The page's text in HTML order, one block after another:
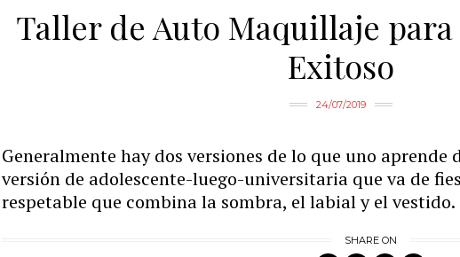
Taller de Auto Maquillaje
Exitoso
24/07/2019
Generalmente hay dos versiones de lo que uno
versión de adolescente-luego-universitaria que va de
respetable que combina la sombra, el labial y el
SHARE ON